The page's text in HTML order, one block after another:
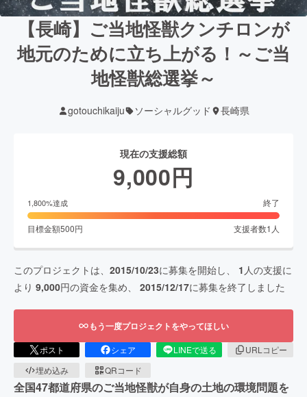
【長崎】ご当地怪獣クンチロンが
地元のために立ち上がる！～ご当
地怪獣総選挙～
gotouchikaiju ソーシャルグッド 長崎県
現在の支援総額
9,000円
1,800%達成 終了
目標金額500円 支援者数1 人
このプロジェクトは、 2015/10/23に募集を開始し、 1 人の支援に
より 9,000円の資金を集め、 2015/12/17に募集を終了しました
もう一度プロジェクトをやってほしい
ポスト シェア LINEで送る
URLコピー
埋め込み
QRコード
全国47都道府県のご当地怪獣が自身の土地の環境問題を